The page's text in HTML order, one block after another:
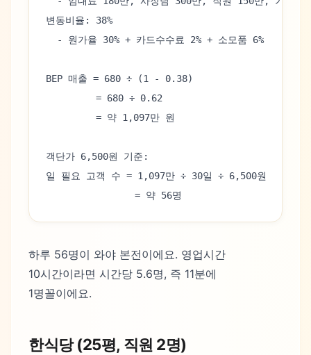
변동비율: 38%
  - 원가율 30% + 카드수수료 2% + 소모품 6%
BEP 매출 = 680 ÷ (1 - 0.38)
         = 680 ÷ 0.62
         = 약 1,097만 원
객단가 6,500원 기준:
일 필요 고객 수 = 1,097만 ÷ 30일 ÷ 6,500원
                = 약 56명
하루 56명이 와야 본전이에요. 영업시간
10시간이라면 시간당 5.6명, 즉 11분에
1명꼴이에요.
한식당 (25평, 직원 2명)